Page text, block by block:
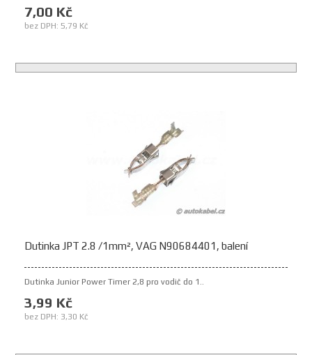
7,00 Kč
bez DPH: 5,79 Kč
Dutinka JPT 2.8 /1mm², VAG N90684401, balení
Dutinka Junior Power Timer 2,8 pro vodič do 1..
3,99 Kč
bez DPH: 3,30 Kč